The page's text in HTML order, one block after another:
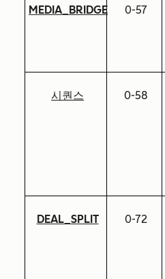
MEDIA_BRIDGE 0-57
시퀀스 0-58
DEAL_SPLIT 0-72